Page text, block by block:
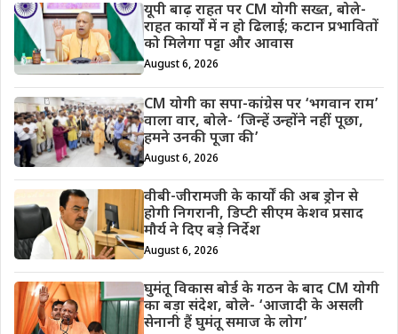
यूपी बाढ़ राहत पर CM योगी सख्त, बोले-
राहत कार्यों में न हो ढिलाई; कटान प्रभावितों
को मिलेगा पट्टा और आवास
August 6, 2026
CM योगी का सपा-कांग्रेस पर ‘भगवान राम’
वाला वार, बोले- ‘जिन्हें उन्होंने नहीं पूछा,
हमने उनकी पूजा की’
August 6, 2026
वीबी-जीरामजी के कार्यों की अब ड्रोन से
होगी निगरानी, डिप्टी सीएम केशव प्रसाद
मौर्य ने दिए बड़े निर्देश
August 6, 2026
घुमंतू विकास बोर्ड के गठन के बाद CM योगी
का बड़ा संदेश, बोले- ‘आजादी के असली
सेनानी हैं घुमंतू समाज के लोग’